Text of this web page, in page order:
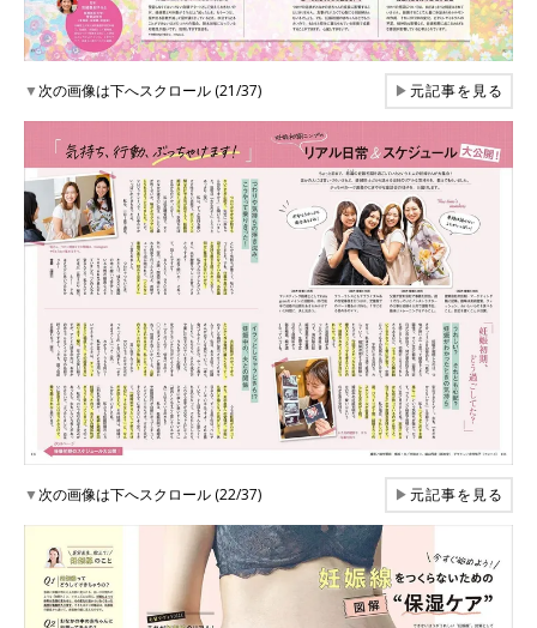
▼次の画像は下へスクロール (21/37) ▶元記事を見る
▼次の画像は下へスクロール (22/37) ▶元記事を見る